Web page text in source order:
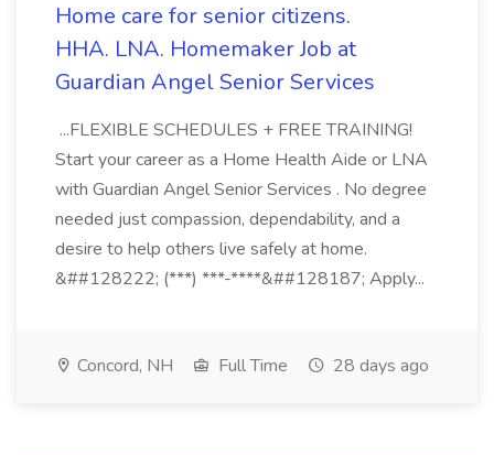
Home care for senior citizens.
HHA. LNA. Homemaker Job at
Guardian Angel Senior Services
...FLEXIBLE SCHEDULES + FREE TRAINING!
Start your career as a Home Health Aide or LNA
with Guardian Angel Senior Services . No degree
needed just compassion, dependability, and a
desire to help others live safely at home.
&##128222; (***) ***-****&##128187; Apply...
Concord, NH Full Time 28 days ago